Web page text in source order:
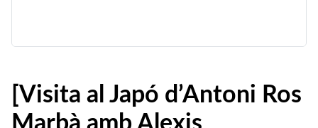
[Visita al Japó d’Antoni Ros